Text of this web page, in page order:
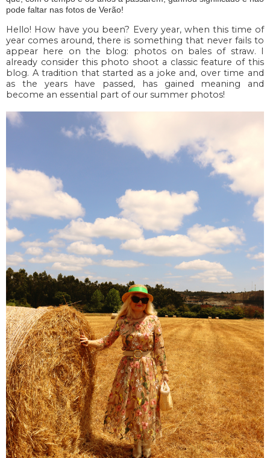
pode faltar nas fotos de Verão!
Hello! How have you been? Every year, when this time of
year comes around, there is something that never fails to
appear here on the blog: photos on bales of straw. I
already consider this photo shoot a classic feature of this
blog. A tradition that started as a joke and, over time and
as the years have passed, has gained meaning and
become an essential part of our summer photos!